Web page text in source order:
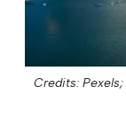
Credits: Pexels;